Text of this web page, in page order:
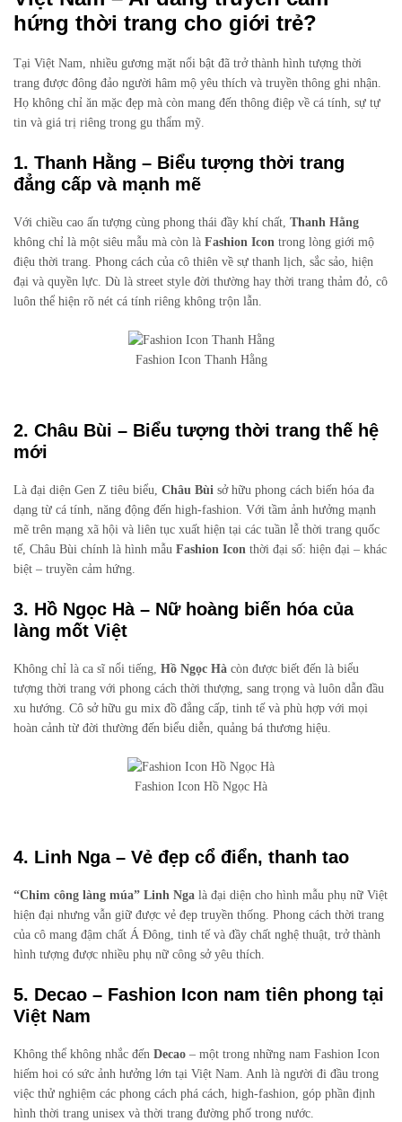
hứng thời trang cho giới trẻ?
Tại Việt Nam, nhiều gương mặt nổi bật đã trở thành hình tượng thời
trang được đông đảo người hâm mộ yêu thích và truyền thông ghi nhận.
Họ không chỉ ăn mặc đẹp mà còn mang đến thông điệp về cá tính, sự tự
tin và giá trị riêng trong gu thẩm mỹ.
1. Thanh Hằng – Biểu tượng thời trang
đẳng cấp và mạnh mẽ
Với chiều cao ấn tượng cùng phong thái đầy khí chất, Thanh Hằng
không chỉ là một siêu mẫu mà còn là Fashion Icon trong lòng giới mộ
điệu thời trang. Phong cách của cô thiên về sự thanh lịch, sắc sảo, hiện
đại và quyền lực. Dù là street style đời thường hay thời trang thảm đỏ, cô
luôn thể hiện rõ nét cá tính riêng không trộn lẫn.
Fashion Icon Thanh Hằng
2. Châu Bùi – Biểu tượng thời trang thế hệ
mới
Là đại diện Gen Z tiêu biểu, Châu Bùi sở hữu phong cách biến hóa đa
dạng từ cá tính, năng động đến high-fashion. Với tầm ảnh hưởng mạnh
mẽ trên mạng xã hội và liên tục xuất hiện tại các tuần lễ thời trang quốc
tế, Châu Bùi chính là hình mẫu Fashion Icon thời đại số: hiện đại – khác
biệt – truyền cảm hứng.
3. Hồ Ngọc Hà – Nữ hoàng biến hóa của
làng mốt Việt
Không chỉ là ca sĩ nổi tiếng, Hồ Ngọc Hà còn được biết đến là biểu
tượng thời trang với phong cách thời thượng, sang trọng và luôn dẫn đầu
xu hướng. Cô sở hữu gu mix đồ đẳng cấp, tinh tế và phù hợp với mọi
hoàn cảnh từ đời thường đến biểu diễn, quảng bá thương hiệu.
Fashion Icon Hồ Ngọc Hà
4. Linh Nga – Vẻ đẹp cổ điển, thanh tao
“Chim công làng múa” Linh Nga là đại diện cho hình mẫu phụ nữ Việt
hiện đại nhưng vẫn giữ được vẻ đẹp truyền thống. Phong cách thời trang
của cô mang đậm chất Á Đông, tinh tế và đầy chất nghệ thuật, trở thành
hình tượng được nhiều phụ nữ công sở yêu thích.
5. Decao – Fashion Icon nam tiên phong tại
Việt Nam
Không thể không nhắc đến Decao – một trong những nam Fashion Icon
hiếm hoi có sức ảnh hưởng lớn tại Việt Nam. Anh là người đi đầu trong
việc thử nghiệm các phong cách phá cách, high-fashion, góp phần định
hình thời trang unisex và thời trang đường phố trong nước.